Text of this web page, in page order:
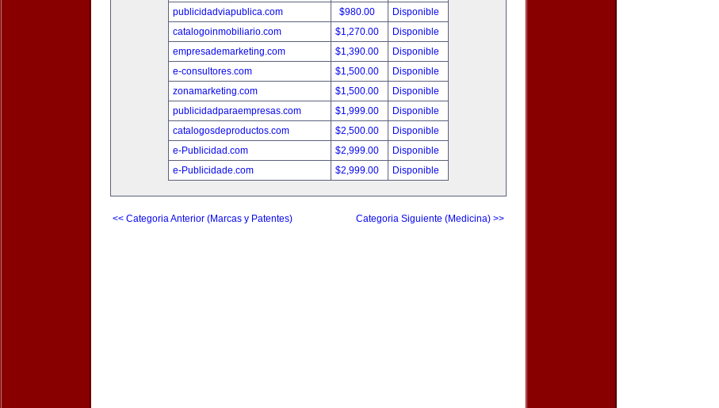
publicidadviapublica.com
$980.00
Disponible
catalogoinmobiliario.com
$1,270.00
Disponible
empresademarketing.com
$1,390.00
Disponible
e-consultores.com
$1,500.00
Disponible
zonamarketing.com
$1,500.00
Disponible
publicidadparaempresas.com
$1,999.00
Disponible
catalogosdeproductos.com
$2,500.00
Disponible
e-Publicidad.com
$2,999.00
Disponible
e-Publicidade.com
$2,999.00 Disponible
<< Categoria Anterior (Marcas y Patentes) Categoria Siguiente (Medicina) >>